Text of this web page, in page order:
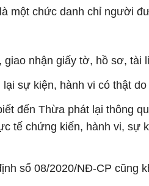
một chức danh chỉ người
giao nhận giấy tờ, hồ sơ, tài
lại sự kiện, hành vi có thật
đến Thừa phát lại thông
tế chứng kiến, hành vi, sự
số 08/2020/NĐ-CP cũng